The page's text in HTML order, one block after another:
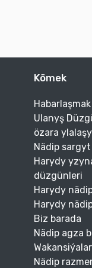
Kömek
Ulanyş
özara
Nädip
Harydy
düzgünleri
Harydy
Harydy
Biz barada
Nädip agza
Wakansiýalar
Nädip